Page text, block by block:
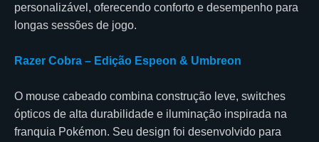
personalizável, oferecendo conforto e desempenho para
longas sessões de jogo.
Razer Cobra – Edição Espeon & Umbreon
O mouse cabeado combina construção leve, switches
ópticos de alta durabilidade e iluminação inspirada na
franquia Pokémon. Seu design foi desenvolvido para